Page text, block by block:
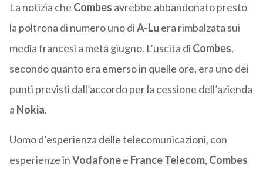
La notizia che Combes avrebbe abbandonato presto
la poltrona di numero uno diA-Lu era rimbalzata sui
media francesi a metà giugno. L’uscita di Combes,
secondo quanto era emerso in quelle ore, era uno dei
punti previsti dall’accordo per la cessione dell’azienda
a Nokia.
Uomo d’esperienza delle telecomunicazioni, con
esperienze inVodafonee FranceTelecom, Combes